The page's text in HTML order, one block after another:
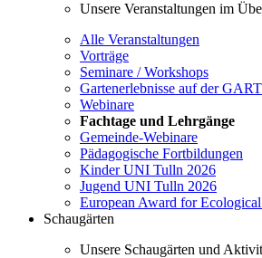
Unsere Veranstaltungen im
Alle Veranstaltungen
Vorträge
Seminare / Workshops
Gartenerlebnisse auf der
Webinare
Fachtage und Lehrgänge
Gemeinde-Webinare
Pädagogische Fortbildungen
Kinder UNI Tulln 2026
Jugend UNI Tulln 2026
European Award for
Schaugärten
Unsere Schaugärten und